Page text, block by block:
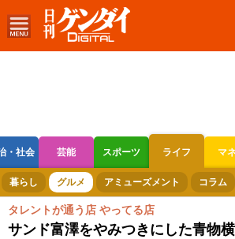
・社会 芸能 スポーツ ライフ マ
ボートレース 競輪 オートレース
暮らし グルメ アミューズメント コラム
タレントが通う店 やってる店
サンド富澤をやみつきにした青物